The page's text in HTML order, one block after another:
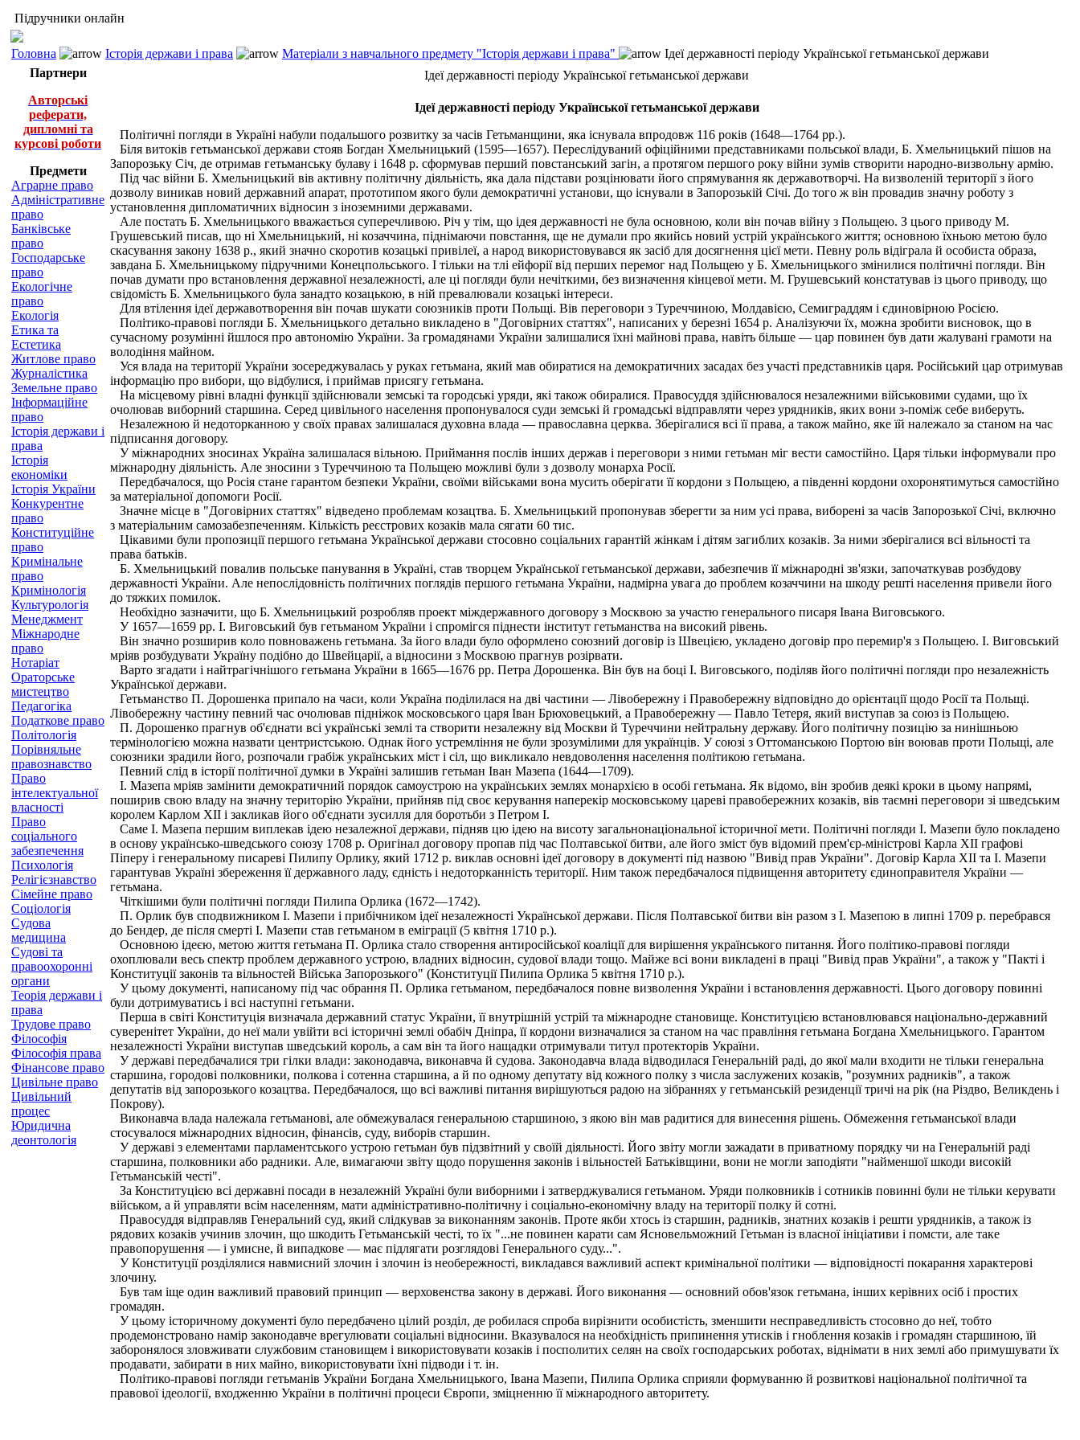
Підручники онлайн
Головна Історія держави і права Матеріали з навчального предмету "Історія держави і права"
Ідеї державності періоду Української гетьманської держави
Партнери
Авторські
реферати,
дипломні та
курсові роботи
Предмети
Аграрне право
Адміністративне
право
Банківське
право
Господарське
право
Екологічне
право
Екологія
Етика та
Естетика
Житлове право
Журналістика
Земельне право
Інформаційне
право
Історія держави і
права
Історія
економіки
Історія України
Конкурентне
право
Конституційне
право
Кримінальне
право
Кримінологія
Культурологія
Менеджмент
Міжнародне
право
Нотаріат
Ораторське
мистецтво
Педагогіка
Податкове право
Політологія
Порівняльне
правознавство
Право
інтелектуальної
власності
Право
соціального
забезпечення
Психологія
Релігієзнавство
Сімейне право
Соціологія
Судова
медицина
Судові та
правоохоронні
органи
Теорія держави і
права
Трудове право
Філософія
Філософія права
Фінансове право
Цивільне право
Цивільний
процес
Юридична
деонтологія
Ідеї державності періоду Української гетьманської держави
Ідеї державності періоду Української гетьманської держави
Політичні погляди в Україні набули подальшого розвитку за часів Гетьманщини, яка існувала впродовж 116 років (1648—1764 pp.).
Біля витоків гетьманської держави стояв Богдан Хмельницький (1595—1657). Переслідуваний офіційними представниками польської влади, Б. Хмельницький пішов на
Запорозьку Січ, де отримав гетьманську булаву і 1648 р. сформував перший повстанський загін, а протягом першого року війни зумів створити народно-визвольну армію.
Під час війни Б. Хмельницький вів активну політичну діяльність, яка дала підстави розцінювати його спрямування як державотворчі. На визволеній території з його
дозволу виникав новий державний апарат, прототипом якого були демократичні установи, що існували в Запорозькій Січі. До того ж він провадив значну роботу з
установлення дипломатичних відносин з іноземними державами.
Але постать Б. Хмельницького вважається суперечливою. Річ у тім, що ідея державності не була основною, коли він почав війну з Польщею. З цього приводу М.
Грушевський писав, що ні Хмельницький, ні козаччина, піднімаючи повстання, ще не думали про якийсь новий устрій українського життя; основною їхньою метою було
скасування закону 1638 p., який значно скоротив козацькі привілеї, а народ використовувався як засіб для досягнення цієї мети. Певну роль відіграла й особиста образа,
завдана Б. Хмельницькому підручними Конецпольського. І тільки на тлі ейфорії від перших перемог над Польщею у Б. Хмельницького змінилися політичні погляди. Він
почав думати про встановлення державної незалежності, але ці погляди були нечіткими, без визначення кінцевої мети. М. Грушевський констатував із цього приводу, що
свідомість Б. Хмельницького була занадто козацькою, в ній превалювали козацькі інтереси.
Для втілення ідеї державотворення він почав шукати союзників проти Польщі. Вів переговори з Туреччиною, Молдавією, Семиграддям і єдиновірною Росією.
Політико-правові погляди Б. Хмельницького детально викладено в "Договірних статтях", написаних у березні 1654 р. Аналізуючи їх, можна зробити висновок, що в
сучасному розумінні йшлося про автономію України. За громадянами України залишалися їхні майнові права, навіть більше — цар повинен був дати жалувані грамоти на
володіння майном.
Уся влада на території України зосереджувалась у руках гетьмана, який мав обиратися на демократичних засадах без участі представників царя. Російський цар отримував
інформацію про вибори, що відбулися, і приймав присягу гетьмана.
На місцевому рівні владні функції здійснювали земські та городські уряди, які також обиралися. Правосуддя здійснювалося незалежними військовими судами, що їх
очолював виборний старшина. Серед цивільного населення пропонувалося суди земські й громадські відправляти через урядників, яких вони з-поміж себе виберуть.
Незалежною й недоторканною у своїх правах залишалася духовна влада — православна церква. Зберігалися всі її права, а також майно, яке їй належало за станом на час
підписання договору.
У міжнародних зносинах Україна залишалася вільною. Приймання послів інших держав і переговори з ними гетьман міг вести самостійно. Царя тільки інформували про
міжнародну діяльність. Але зносини з Туреччиною та Польщею можливі були з дозволу монарха Росії.
Передбачалося, що Росія стане гарантом безпеки України, своїми військами вона мусить оберігати її кордони з Польщею, а південні кордони охоронятимуться самостійно
за матеріальної допомоги Росії.
Значне місце в "Договірних статтях" відведено проблемам козацтва. Б. Хмельницький пропонував зберегти за ним усі права, виборені за часів Запорозької Січі, включно
з матеріальним самозабезпеченням. Кількість реєстрових козаків мала сягати 60 тис.
Цікавими були пропозиції першого гетьмана Української держави стосовно соціальних гарантій жінкам і дітям загиблих козаків. За ними зберігалися всі вільності та
права батьків.
Б. Хмельницький повалив польське панування в Україні, став творцем Української гетьманської держави, забезпечив її міжнародні зв'язки, започаткував розбудову
державності України. Але непослідовність політичних поглядів першого гетьмана України, надмірна увага до проблем козаччини на шкоду решті населення привели його
до тяжких помилок.
Необхідно зазначити, що Б. Хмельницький розробляв проект міждержавного договору з Москвою за участю генерального писаря Івана Виговського.
У 1657—1659 pp. І. Виговський був гетьманом України і спромігся піднести інститут гетьманства на високий рівень.
Він значно розширив коло повноважень гетьмана. За його влади було оформлено союзний договір із Швецією, укладено договір про перемир'я з Польщею. І. Виговський
мріяв розбудувати Україну подібно до Швейцарії, а відносини з Москвою прагнув розірвати.
Варто згадати і найтрагічнішого гетьмана України в 1665—1676 pp. Петра Дорошенка. Він був на боці І. Виговського, поділяв його політичні погляди про незалежність
Української держави.
Гетьманство П. Дорошенка припало на часи, коли Україна поділилася на дві частини — Лівобережну і Правобережну відповідно до орієнтації щодо Росії та Польщі.
Лівобережну частину певний час очолював підніжок московського царя Іван Брюховецький, а Правобережну — Павло Тетеря, який виступав за союз із Польщею.
П. Дорошенко прагнув об'єднати всі українські землі та створити незалежну від Москви й Туреччини нейтральну державу. Його політичну позицію за нинішньою
термінологією можна назвати центристською. Однак його устремління не були зрозумілими для українців. У союзі з Оттоманською Портою він воював проти Польщі, але
союзники зрадили його, розпочали грабіж українських міст і сіл, що викликало невдоволення населення політикою гетьмана.
Певний слід в історії політичної думки в Україні залишив гетьман Іван Мазепа (1644—1709).
I. Мазепа мріяв замінити демократичний порядок самоустрою на українських землях монархією в особі гетьмана. Як відомо, він зробив деякі кроки в цьому напрямі,
поширив свою владу на значну територію України, прийняв під своє керування наперекір московському цареві правобережних козаків, вів таємні переговори зі шведським
королем Карлом XII і закликав його об'єднати зусилля для боротьби з Петром І.
Саме І. Мазепа першим виплекав ідею незалежної держави, підняв цю ідею на висоту загальнонаціональної історичної мети. Політичні погляди І. Мазепи було покладено
в основу українсько-шведського союзу 1708 р. Оригінал договору пропав під час Полтавської битви, але його зміст був відомий прем'єр-міністрові Карла XII графові
Піперу і генеральному писареві Пилипу Орлику, який 1712 р. виклав основні ідеї договору в документі під назвою "Вивід прав України". Договір Карла XII та І. Мазепи
гарантував Україні збереження її державного ладу, єдність і недоторканність території. Ним також передбачалося підвищення авторитету єдиноправителя України —
гетьмана.
Чіткішими були політичні погляди Пилипа Орлика (1672—1742).
П. Орлик був сподвижником І. Мазепи і прибічником ідеї незалежності Української держави. Після Полтавської битви він разом з І. Мазепою в липні 1709 p. перебрався
до Бендер, де після смерті І. Мазепи став гетьманом в еміграції (5 квітня 1710 p.).
Основною ідеєю, метою життя гетьмана П. Орлика стало створення антиросійської коаліції для вирішення українського питання. Його політико-правові погляди
охоплювали весь спектр проблем державного устрою, владних відносин, судової влади тощо. Майже всі вони викладені в праці "Вивід прав України", а також у "Пакті і
Конституції законів та вільностей Війська Запорозького" (Конституції Пилипа Орлика 5 квітня 1710 р.).
У цьому документі, написаному під час обрання П. Орлика гетьманом, передбачалося повне визволення України і встановлення державності. Цього договору повинні
були дотримуватись і всі наступні гетьмани.
Перша в світі Конституція визначала державний статус України, її внутрішній устрій та міжнародне становище. Конституцією встановлювався національно-державний
суверенітет України, до неї мали увійти всі історичні землі обабіч Дніпра, її кордони визначалися за станом на час правління гетьмана Богдана Хмельницького. Гарантом
незалежності України виступав шведський король, а сам він та його нащадки отримували титул протекторів України.
У державі передбачалися три гілки влади: законодавча, виконавча й судова. Законодавча влада відводилася Генеральній раді, до якої мали входити не тільки генеральна
старшина, городові полковники, полкова і сотенна старшина, а й по одному депутату від кожного полку з числа заслужених козаків, "розумних радників", а також
депутатів від запорозького козацтва. Передбачалося, що всі важливі питання вирішуються радою на зібраннях у гетьманській резиденції тричі на рік (на Різдво, Великдень і
Покрову).
Виконавча влада належала гетьманові, але обмежувалася генеральною старшиною, з якою він мав радитися для винесення рішень. Обмеження гетьманської влади
стосувалося міжнародних відносин, фінансів, суду, виборів старшин.
У державі з елементами парламентського устрою гетьман був підзвітний у своїй діяльності. Його звіту могли зажадати в приватному порядку чи на Генеральній раді
старшина, полковники або радники. Але, вимагаючи звіту щодо порушення законів і вільностей Батьківщини, вони не могли заподіяти "найменшої шкоди високій
Гетьманській честі".
За Конституцією всі державні посади в незалежній Україні були виборними і затверджувалися гетьманом. Уряди полковників і сотників повинні були не тільки керувати
військом, а й управляти всім населенням, мати адміністративно-політичну і соціально-економічну владу на території полку й сотні.
Правосуддя відправляв Генеральний суд, який слідкував за виконанням законів. Проте якби хтось із старшин, радників, знатних козаків і решти урядників, а також із
рядових козаків учинив злочин, що шкодить Гетьманській честі, то їх "...не повинен карати сам Ясновельможний Гетьман із власної ініціативи і помсти, але таке
правопорушення — і умисне, й випадкове — має підлягати розглядові Генерального суду...".
У Конституції розділялися навмисний злочин і злочин із необережності, викладався важливий аспект кримінальної політики — відповідності покарання характерові
злочину.
Був там іще один важливий правовий принцип — верховенства закону в державі. Його виконання — основний обов'язок гетьмана, інших керівних осіб і простих
громадян.
У цьому історичному документі було передбачено цілий розділ, де робилася спроба вирізнити особистість, зменшити несправедливість стосовно до неї, тобто
продемонстровано намір законодавче врегулювати соціальні відносини. Вказувалося на необхідність припинення утисків і гноблення козаків і громадян старшиною, їй
заборонялося зловживати службовим становищем і використовувати козаків і посполитих селян на своїх господарських роботах, віднімати в них землі або примушувати їх
продавати, забирати в них майно, використовувати їхні підводи і т. ін.
Політико-правові погляди гетьманів України Богдана Хмельницького, Івана Мазепи, Пилипа Орлика сприяли формуванню й розвиткові національної політичної та
правової ідеології, входженню України в політичні процеси Європи, зміцненню її міжнародного авторитету.